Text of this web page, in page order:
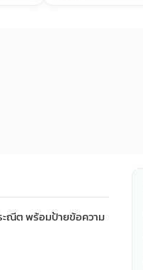
ะณีต พร้อมป้ายข้อความ